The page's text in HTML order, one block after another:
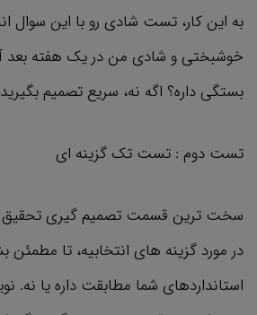
به این کار، تست شادی رو با این سوال
خوشبختی و شادی من در یک هفته بعد
بستگی داره؟ اگه نه، سریع تصمیم
تست دوم : تست تک گزینه ای
سخت ترین قسمت تصمیم گیری تحقیق
در مورد گزینه های انتخابیه، تا مطمئن
استانداردهای شما مطابقت داره یا نه.